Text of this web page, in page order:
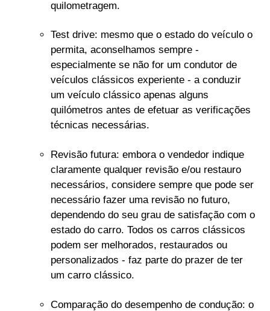
quilometragem.
Test drive: mesmo que o estado do veículo o
permita, aconselhamos sempre -
especialmente se não for um condutor de
veículos clássicos experiente - a conduzir
um veículo clássico apenas alguns
quilómetros antes de efetuar as verificações
técnicas necessárias.
Revisão futura: embora o vendedor indique
claramente qualquer revisão e/ou restauro
necessários, considere sempre que pode ser
necessário fazer uma revisão no futuro,
dependendo do seu grau de satisfação com o
estado do carro. Todos os carros clássicos
podem ser melhorados, restaurados ou
personalizados - faz parte do prazer de ter
um carro clássico.
Comparação do desempenho de condução: o